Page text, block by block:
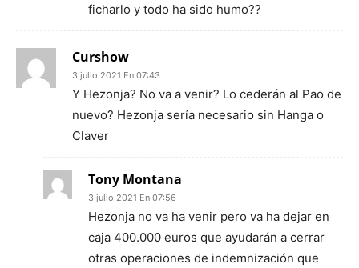
ficharlo y todo ha sido humo??
Curshow
3 julio 2021 En 07:43
Y Hezonja? No va a venir? Lo cederán al Pao de
nuevo? Hezonja sería necesario sin Hanga o
Claver
Tony Montana
3 julio 2021 En 07:56
Hezonja no va ha venir pero va ha dejar en
caja 400.000 euros que ayudarán a cerrar
otras operaciones de indemnización que